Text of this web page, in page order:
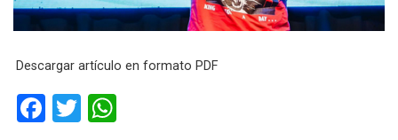
Descargar artículo en formato PDF
F
T